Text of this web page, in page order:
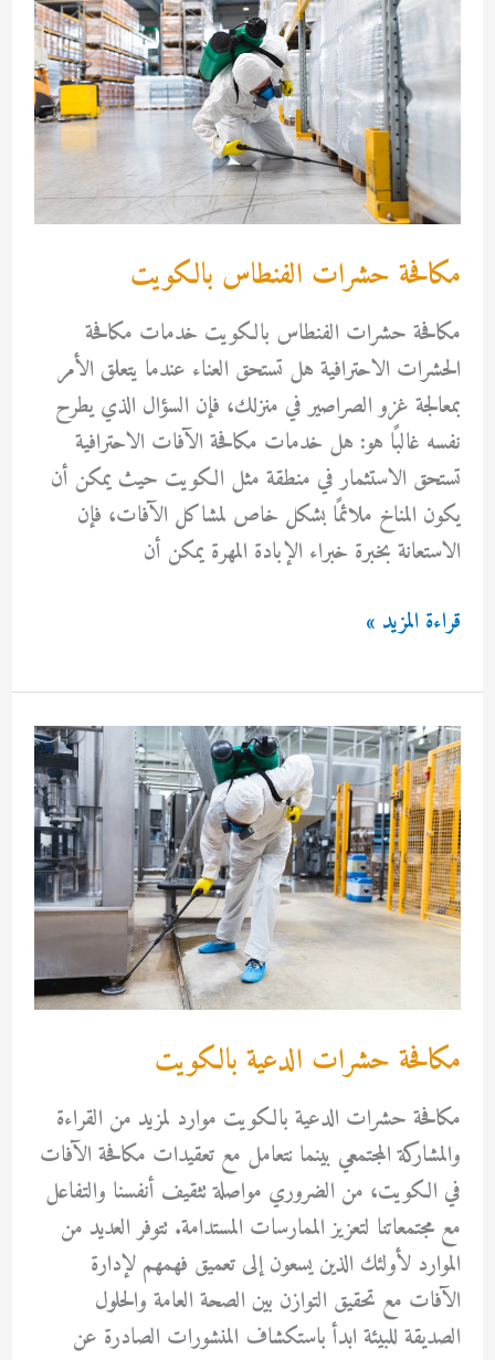
مكافحة حشرات الفنطاس بالكويت
مكافحة حشرات الفنطاس بالكويت خدمات مكافحة
الحشرات الاحترافية هل تستحق العناء عندما يتعلق الأمر
بمعالجة غزو الصراصير في منزلك، فإن السؤال الذي يطرح
نفسه غالبًا هو: هل خدمات مكافحة الآفات الاحترافية
تستحق الاستثمار في منطقة مثل الكويت حيث يمكن أن
يكون المناخ ملائمًا بشكل خاص لمشاكل الآفات، فإن
الاستعانة بخبرة خبراء الإبادة المهرة يمكن أن
مكافحة
الفنطاس
بالكويت
قراءة المزيد »
مكافحة حشرات الدعية بالكويت
مكافحة حشرات الدعية بالكويت موارد لمزيد من القراءة
والمشاركة المجتمعي بينما نتعامل مع تعقيدات مكافحة الآفات
في الكويت، من الضروري مواصلة تثقيف أنفسنا والتفاعل
مع مجتمعاتنا لتعزيز الممارسات المستدامة. تتوفر العديد من
الموارد لأولئك الذين يسعون إلى تعميق فهمهم لإدارة
الآفات مع تحقيق التوازن بين الصحة العامة والحلول
الصديقة للبيئة ابدأ باستكشاف المنشورات الصادرة عن